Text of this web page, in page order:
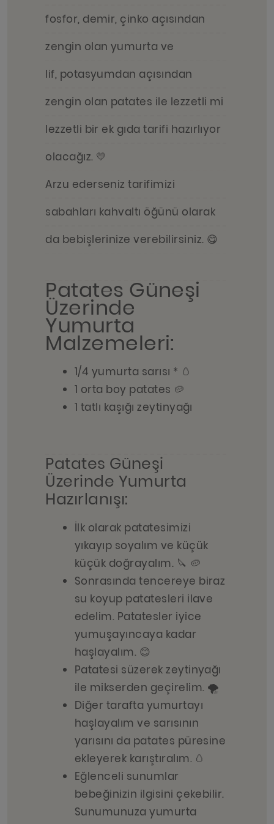
fosfor, demir, çinko açısından
zengin olan yumurta ve
lif, potasyumdan açısından
zengin olan patates ile lezzetli mi
lezzetli bir ek gıda tarifi hazırlıyor
olacağız. 💛
Arzu ederseniz tarifimizi
sabahları kahvaltı öğünü olarak
da bebişlerinize verebilirsiniz. 😋
Patates Güneşi
Üzerinde
Yumurta
Malzemeleri:
1/4 yumurta sarısı * 🥚
1 orta boy patates 🥔
1 tatlı kaşığı zeytinyağı
Patates Güneşi
Üzerinde Yumurta
Hazırlanışı:
İlk olarak patatesimizi
yıkayıp soyalım ve küçük
küçük doğrayalım. 🔪 🥔
Sonrasında tencereye biraz
su koyup patatesleri ilave
edelim. Patatesler iyice
yumuşayıncaya kadar
haşlayalım. 😊
Patatesi süzerek zeytinyağı
ile mikserden geçirelim. 🌪️
Diğer tarafta yumurtayı
haşlayalım ve sarısının
yarısını da patates püresine
ekleyerek karıştıralım. 🥚
Eğlenceli sunumlar
bebeğinizin ilgisini çekebilir.
Sunumunuza yumurta